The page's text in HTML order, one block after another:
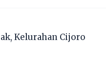
Kelurahan Cijoro